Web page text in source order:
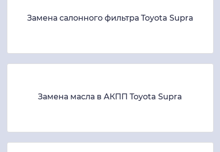
Замена салонного фильтра Toyota Supra
Замена масла в АКПП Toyota Supra